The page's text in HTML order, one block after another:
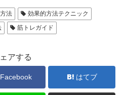
法
効果的方法テクニック
筋トレガイド
アする
Facebook はてブ